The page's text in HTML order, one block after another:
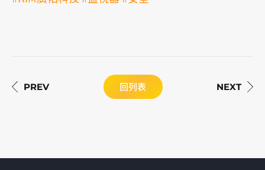
回列表